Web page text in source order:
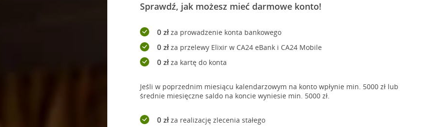
Sprawdź, jak możesz mieć darmowe konto!
0 złza prowadzenie konta bankowego
0 złza przelewy Elixir w CA24 eBank i CA24 Mobile
0 złza kartę do konta
Jeśli w poprzednim miesiącu kalendarzowym na konto wpłynie min. 5000 zł lub
średnie miesięczne saldo na koncie wyniesie min. 5000 zł.
0 złza realizację zlecenia stałego